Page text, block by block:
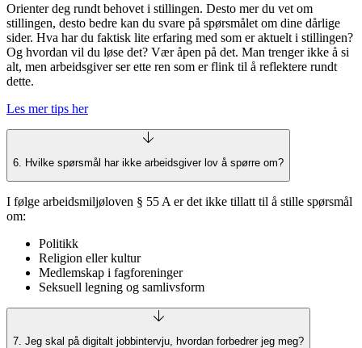
Orienter deg rundt behovet i stillingen. Desto mer du vet om
stillingen, desto bedre kan du svare på spørsmålet om dine dårlige
sider. Hva har du faktisk lite erfaring med som er aktuelt i stillingen?
Og hvordan vil du løse det? Vær åpen på det. Man trenger ikke å si
alt, men arbeidsgiver ser ette ren som er flink til å reflektere rundt
dette.
Les mer tips her
6. Hvilke spørsmål har ikke arbeidsgiver lov å spørre om?
I følge arbeidsmiljøloven § 55 A er det ikke tillatt til å stille spørsmål
om:
Politikk
Religion eller kultur
Medlemskap i fagforeninger
Seksuell legning og samlivsform
7. Jeg skal på digitalt jobbintervju, hvordan forbedrer jeg meg?